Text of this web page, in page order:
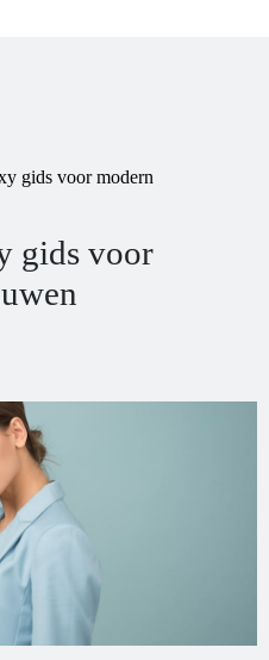
gids voor modern
gids voor